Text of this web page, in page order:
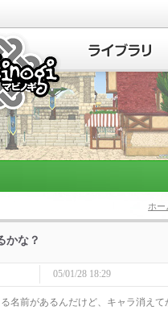
マビノギ
ホー
かな？
05/01/28 18:29
名前があるんだけど、キャラ消え